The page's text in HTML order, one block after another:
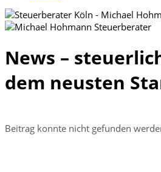
News –
dem neusten
Beitrag konnte nicht gefunden